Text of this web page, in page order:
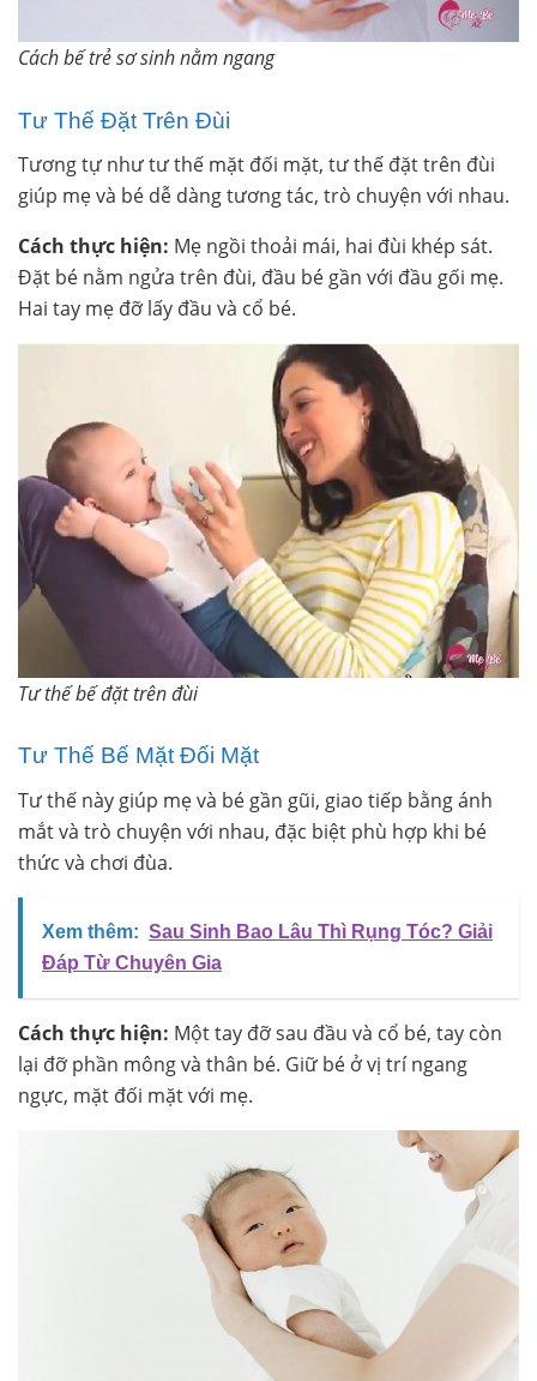
Cách bế trẻ sơ sinh nằm ngang
Tư Thế Đặt Trên Đùi
Tương tự như tư thế mặt đối mặt, tư thế đặt trên đùi
giúp mẹ và bé dễ dàng tương tác, trò chuyện với nhau.
Cách thực hiện: Mẹ ngồi thoải mái, hai đùi khép sát.
Đặt bé nằm ngửa trên đùi, đầu bé gần với đầu gối mẹ.
Hai tay mẹ đỡ lấy đầu và cổ bé.
Tư thế bế đặt trên đùi
Tư Thế Bế Mặt Đối Mặt
Tư thế này giúp mẹ và bé gần gũi, giao tiếp bằng ánh
mắt và trò chuyện với nhau, đặc biệt phù hợp khi bé
thức và chơi đùa.
Xem thêm: Sau Sinh Bao Lâu Thì Rụng Tóc? Giải
Đáp Từ Chuyên Gia
Cách thực hiện: Một tay đỡ sau đầu và cổ bé, tay còn
lại đỡ phần mông và thân bé. Giữ bé ở vị trí ngang
ngực, mặt đối mặt với mẹ.